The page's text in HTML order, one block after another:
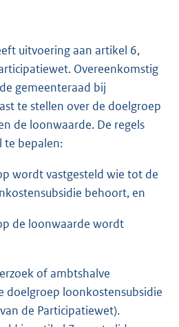
uitvoering aan artikel 6,
Overeenkomstig
gemeenteraad bij
te stellen over de doelgroep
de loonwaarde. De regels
te bepalen:
wordt vastgesteld wie tot de
behoort, en
de loonwaarde wordt
of ambtshalve
doelgroep loonkostensubsidie
de Participatiewet).